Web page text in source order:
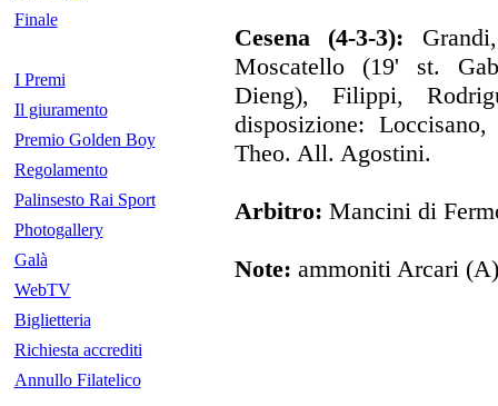
Finale
I Premi
Il giuramento
Premio Golden Boy
Regolamento
Palinsesto Rai Sport
Photogallery
Galà
WebTV
Biglietteria
Richiesta accrediti
Annullo Filatelico
Cesena (4-3-3):
Moscatello (19' st.
Dieng), Filippi,
disposizione:
Theo. All. Agostini.
Arbitro: Mancini di
Note: ammoniti Arcari